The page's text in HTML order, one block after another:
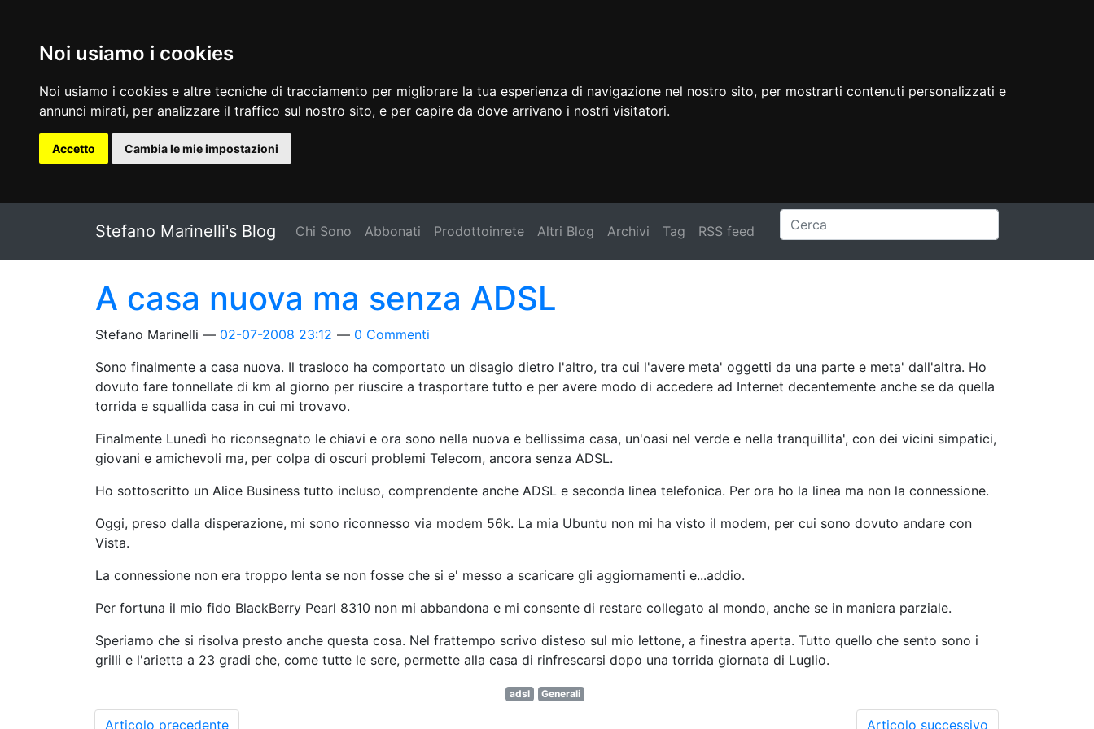
Noi usiamo i cookies
Noi usiamo i cookies e altre tecniche di tracciamento per migliorare la tua esperienza di navigazione nel nostro sito, per mostrarti contenuti personalizzati e
annunci mirati, per analizzare il traffico sul nostro sito, e per capire da dove arrivano i nostri visitatori.
Accetto Cambia le mie impostazioni
Stefano Marinelli's Blog Chi Sono Abbonati Prodottoinrete Altri Blog Archivi Tag RSS feed
A casa nuova ma senza ADSL
Stefano Marinelli 02-07-2008 23:12
0 Commenti
Sono finalmente a casa nuova. Il trasloco ha comportato un disagio dietro l'altro, tra cui l'avere meta' oggetti da una parte e meta' dall'altra. Ho
dovuto fare tonnellate di km al giorno per riuscire a trasportare tutto e per avere modo di accedere ad Internet decentemente anche se da quella
torrida e squallida casa in cui mi trovavo.
Finalmente Lunedì ho riconsegnato le chiavi e ora sono nella nuova e bellissima casa, un'oasi nel verde e nella tranquillita', con dei vicini simpatici,
giovani e amichevoli ma, per colpa di oscuri problemi Telecom, ancora senza ADSL.
Ho sottoscritto un Alice Business tutto incluso, comprendente anche ADSL e seconda linea telefonica. Per ora ho la linea ma non la connessione.
Oggi, preso dalla disperazione, mi sono riconnesso via modem 56k. La mia Ubuntu non mi ha visto il modem, per cui sono dovuto andare con
Vista.
La connessione non era troppo lenta se non fosse che si e' messo a scaricare gli aggiornamenti e...addio.
Per fortuna il mio fido BlackBerry Pearl 8310 non mi abbandona e mi consente di restare collegato al mondo, anche se in maniera parziale.
Speriamo che si risolva presto anche questa cosa. Nel frattempo scrivo disteso sul mio lettone, a finestra aperta. Tutto quello che sento sono i
grilli e l'arietta a 23 gradi che, come tutte le sere, permette alla casa di rinfrescarsi dopo una torrida giornata di Luglio.
adsl Generali
Articolo precedente Articolo successivo